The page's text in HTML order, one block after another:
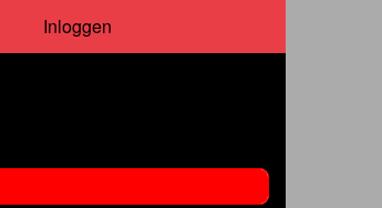
Inloggen